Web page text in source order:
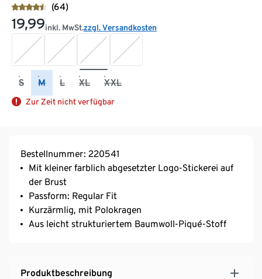
(64)
19,99inkl. MwSt.zzgl. Versandkosten
S M L XL XXL
Zur Zeit nicht verfügbar
Bestellnummer: 220541
Mit kleiner farblich abgesetzter Logo-Stickerei auf
der Brust
Passform: Regular Fit
Kurzärmlig, mit Polokragen
Aus leicht strukturiertem Baumwoll-Piqué-Stoff
Produktbeschreibung